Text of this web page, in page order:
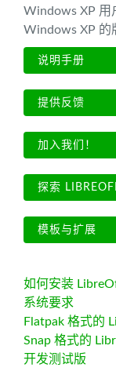
Windows XP 用
Windows XP 的
说明手册
提供反馈
加入我们！
探索
模板与扩展
如何安装
系统要求
Flatpak 格式的
Snap 格式的
开发测试版